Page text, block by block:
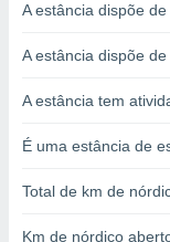
de
ou aceder
A estância dispõe
A estância dispõe
A estância tem
É uma estância de
Total de km de
Km de nórdico